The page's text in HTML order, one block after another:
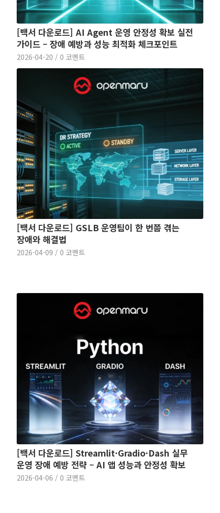
[백서 다운로드] AI Agent 운영 안정성 확보 실전
가이드 – 장애 예방과 성능 최적화 체크포인트
2026-04-20 / 0 코멘트
[백서 다운로드] GSLB 운영팀이 한 번쯤 겪는
장애와 해결법
2026-04-09 / 0 코멘트
[백서 다운로드] Streamlit·Gradio·Dash 실무
운영 장애 예방 전략 – AI 앱 성능과 안정성 확보
2026-04-06 / 0 코멘트